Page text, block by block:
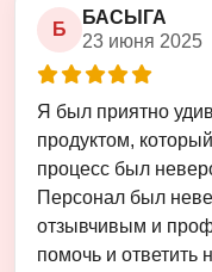
Б
БАСЫГА
23 июня 2025
Я был приятно
продуктом,
процесс был
Персонал был
отзывчивым и
помочь и